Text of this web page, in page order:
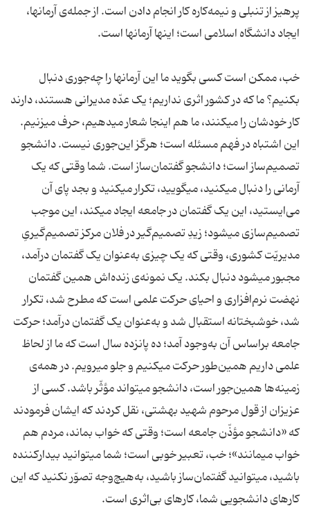
پرهیز از تنبلی و نیمه‌کاره کار انجام دادن است. از جمله‌ی آرمانها،
ایجاد دانشگاه اسلامی است؛ اینها آرمانها است.
خب، ممکن است کسی بگوید ما این آرمانها را چه‌جوری دنبال
بکنیم؟ ما که در کشور اثری نداریم؛ یک عدّه مدیرانی هستند، دارند
کار خودشان را میکنند، ما هم اینجا شعار میدهیم، حرف میزنیم.
این اشتباه در فهم مسئله است؛ هرگز این‌جوری نیست. دانشجو
تصمیم‌ساز است؛ دانشجو گفتمان‌ساز است. شما وقتی که یک
آرمانی را دنبال میکنید، میگویید، تکرار میکنید و بجد پای آن
می‌ایستید، این یک گفتمان در جامعه ایجاد میکند، این موجب
تصمیم‌سازی میشود؛ زیدِ تصمیم‌گیر در فلان مرکز تصمیم‌گیریِ
مدیریّت کشوری، وقتی که یک چیزی به‌عنوان یک گفتمان درآمد،
مجبور میشود دنبال بکند. یک نمونه‌ی زنده‌اش همین گفتمان
نهضت نرم‌افزاری و احیای حرکت علمی است که مطرح شد، تکرار
شد، خوشبختانه استقبال شد و به‌عنوان یک گفتمان درآمد؛ حرکت
جامعه براساس آن به‌وجود آمد؛ ده پانزده سال است که ما از لحاظ
علمی داریم همین‌طور حرکت میکنیم و جلو میرویم. در همه‌ی
زمینه‌ها همین‌جور است، دانشجو میتواند مؤثّر باشد. کسی از
عزیزان از قول مرحوم شهید بهشتی، نقل کردند که ایشان فرمودند
که «دانشجو مؤذّن جامعه است؛ وقتی که خواب بماند، مردم هم
خواب میمانند»؛ خب، تعبیر خوبی است؛ شما میتوانید بیدارکننده
باشید، میتوانید گفتمان‌ساز باشید، به‌هیچ‌وجه تصوّر نکنید که این
کارهای دانشجویی شما، کارهای بی‌اثری است.